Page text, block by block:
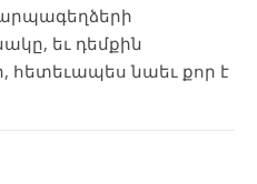
եւ դեմքին
հետեւապես նաեւ քոր է